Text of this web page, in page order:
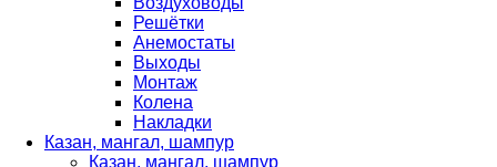
Решётки
Анемостаты
Выходы
Монтаж
Колена
Накладки
Казан, мангал, шампур
Казан, мангал, шампур